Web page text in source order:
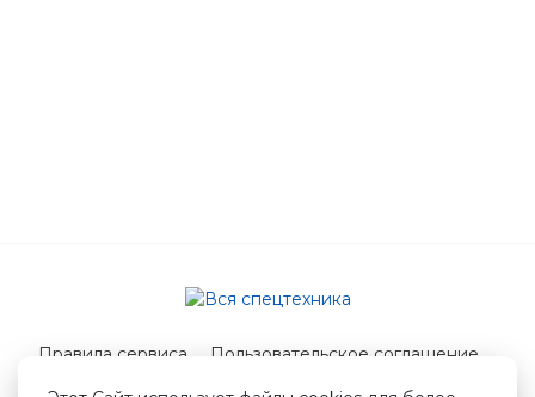
Правила сервиса
Пользовательское соглашение